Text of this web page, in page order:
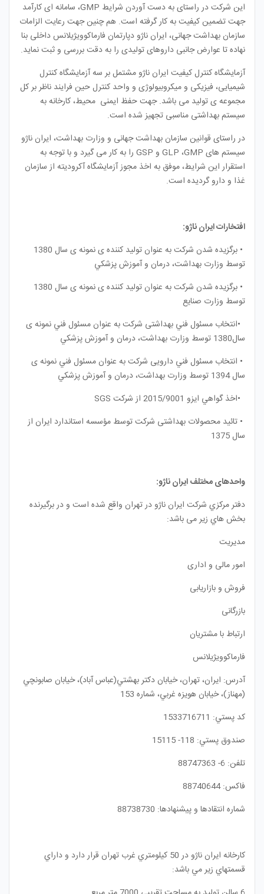
این شرکت در راستای به دست آوردن شرایط GMP، سامانه ای کارآمد
جهت تضمین کیفیت به کار گرفته است. هم چنین جهت رعایت الزامات
سازمان بهداشت جهانی، ایران ناژو دپارتمان فارماکوویژیلانس داخلی بنا
نهاده تا عوارض جانبی داروهای تولیدی را به دقت بررسی و ثبت نماید.
آزمایشگاه کنترل کیفیت ایران ناژو مشتمل بر سه آزمایشگاه کنترل
شیمیایی، فیزیکی و میکروبیولوژی و واحد کنترل حین فرایند ناظر بر کل
مجموعه ی تولید می باشد. جهت حفظ ایمنی محیط، کارخانه به
سیستم بهداشتی مناسبی تجهیز شده است.
در راستای قوانین سازمان بهداشت جهانی و وزارت بهداشت، ایران ناژو
سیستم های GMP، GLP و GSP را به کار می گیرد و با توجه به
استقرار این شرایط، موفق به اخذ مجوز آزمایشگاه آکرودیته از سازمان
غذا و دارو گردیده است.
افتخارات ایران ناژو:
•
برگزيده شدن شركت به عنوان توليد كننده ی نمونه ی سال 1380
توسط وزارت بهداشت، درمان و آموزش پزشكي
•
برگزيده شدن شركت به عنوان توليد كننده ی نمونه ی سال 1380
توسط وزارت صنايع
•انتخاب مسئول فني بهداشتی شركت به عنوان مسئول فني نمونه ی
سال1380 توسط وزارت بهداشت، درمان و آموزش پزشكي
• انتخاب مسئول فني دارویی شركت به عنوان مسئول فني نمونه ی
سال 1394 توسط وزارت بهداشت، درمان و آموزش پزشكي
•اخذ گواهي ايزو 2015/9001 از شرکت
SGS
• تائيد محصولات بهداشتی شركت توسط مؤسسه استاندارد ايران از
سال 1375
واحدهای مختلف ایران ناژو:
دفتر مركزي شركت ايران ناژو در تهران واقع شده است و در برگیرنده
بخش هاي زير می باشد:
مديريت
امور مالی و اداری
فروش و بازاريابی
بازرگانی
ارتباط با مشتریان
فارماکوویژیلانس
آدرس: ايران، تهران، خيابان دکتر بهشتي(عباس آباد)، خيابان صابونچي
(مهناز)، خيابان هويزه غربي، شماره 153
كد پستي: 1533716711
صندوق پستي: 118- 15115
تلفن: 6- 88747363
فاكس: 88740644
شماره انتقادها و پيشنهادها: 88738730
كارخانه ايران ناژو در 50 كيلومتري غرب تهران قرار دارد و داراي
قسمتهاي زير مي باشد: